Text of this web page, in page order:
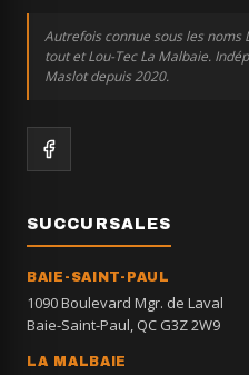
Autrefois connue sous les noms
tout et Lou-Tec La Malbaie.
Maslot depuis 2020.
SUCCURSALES
BAIE-SAINT-PAUL
1090 Boulevard Mgr. de Laval
Baie-Saint-Paul, QC G3Z 2W9
LA MALBAIE